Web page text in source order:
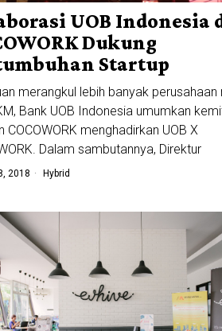
UOB Indonesia
Dukung
Startup
merangkul lebih banyak perusahaan
Bank UOB Indonesia umumkan
COCOWORK menghadirkan UOB X
Dalam sambutannya, Direktur
2018 Hybrid